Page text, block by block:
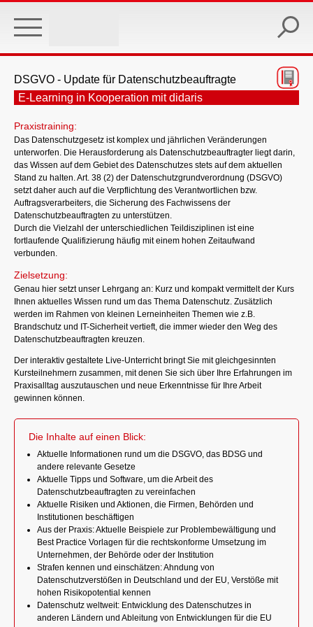
main
DSGVO - Update für Datenschutzbeauftragte
E-Learning in Kooperation mit didaris
Praxistraining:
Das Datenschutzgesetz ist komplex und jährlichen Veränderungen
unterworfen. Die Herausforderung als Datenschutzbeauftragter liegt darin,
das Wissen auf dem Gebiet des Datenschutzes stets auf dem aktuellen
Stand zu halten. Art. 38 (2) der Datenschutzgrundverordnung (DSGVO)
setzt daher auch auf die Verpflichtung des Verantwortlichen bzw.
Auftragsverarbeiters, die Sicherung des Fachwissens der
Datenschutzbeauftragten zu unterstützen.
Durch die Vielzahl der unterschiedlichen Teildisziplinen ist eine
fortlaufende Qualifizierung häufig mit einem hohen Zeitaufwand
verbunden.
Zielsetzung:
Genau hier setzt unser Lehrgang an: Kurz und kompakt vermittelt der Kurs
Ihnen aktuelles Wissen rund um das Thema Datenschutz. Zusätzlich
werden im Rahmen von kleinen Lerneinheiten Themen wie z.B.
Brandschutz und IT-Sicherheit vertieft, die immer wieder den Weg des
Datenschutzbeauftragten kreuzen.
Der interaktiv gestaltete Live-Unterricht bringt Sie mit gleichgesinnten
Kursteilnehmern zusammen, mit denen Sie sich über Ihre Erfahrungen im
Praxisalltag auszutauschen und neue Erkenntnisse für Ihre Arbeit
gewinnen können.
Die Inhalte auf einen Blick:
Aktuelle Informationen rund um die DSGVO, das BDSG und
andere relevante Gesetze
Aktuelle Tipps und Software, um die Arbeit des
Datenschutzbeauftragten zu vereinfachen
Aktuelle Risiken und Aktionen, die Firmen, Behörden und
Institutionen beschäftigen
Aus der Praxis: Aktuelle Beispiele zur Problembewältigung und
Best Practice Vorlagen für die rechtskonforme Umsetzung im
Unternehmen, der Behörde oder der Institution
Strafen kennen und einschätzen: Ahndung von
Datenschutzverstößen in Deutschland und der EU, Verstöße mit
hohen Risikopotential kennen
Datenschutz weltweit: Entwicklung des Datenschutzes in
anderen Ländern und Ableitung von Entwicklungen für die EU